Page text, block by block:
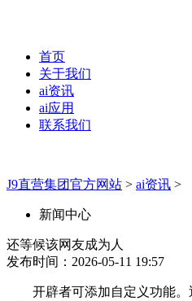
首页
关于我们
ai资讯
ai应用
联系我们
J9直营集团官方网站 > ai资讯 >
新闻中心
还等候该网友成为人
发布时间：2026-05-11 19:57
开辟者可添加自定义功能。